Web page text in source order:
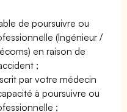
de poursuivre ou
(Ingénieur /
en raison de
;
par votre médecin
à poursuivre ou
;